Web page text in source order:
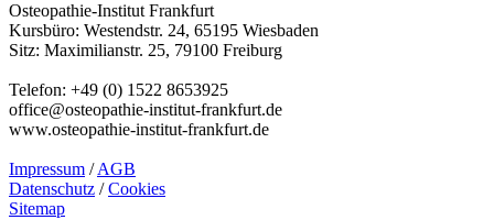
Osteopathie-Institut Frankfurt
Kursbüro: Westendstr. 24, 65195 Wiesbaden
Sitz: Maximilianstr. 25, 79100 Freiburg
Telefon: +49 (0) 1522 8653925
office@osteopathie-institut-frankfurt.de
www.osteopathie-institut-frankfurt.de
Impressum /AGB
Datenschutz /Cookies
Sitemap